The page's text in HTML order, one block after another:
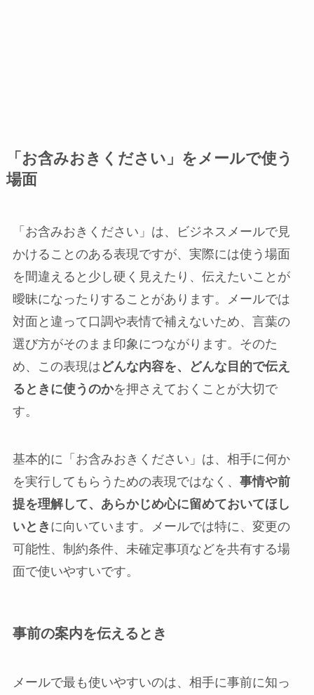
「お含みおきください」をメールで使う
場面
「お含みおきください」は、ビジネスメールで見
かけることのある表現ですが、実際には使う場面
を間違えると少し硬く見えたり、伝えたいことが
曖昧になったりすることがあります。メールでは
対面と違って口調や表情で補えないため、言葉の
選び方がそのまま印象につながります。そのた
め、この表現は どんな内容を、どんな目的で伝え
るときに使うのかを押さえておくことが大切で
す。
基本的に「お含みおきください」は、相手に何か
を実行してもらうための表現ではなく、 事情や前
提を理解して、あらかじめ心に留めておいてほし
いとき に向いています。メールでは特に、変更の
可能性、制約条件、未確定事項などを共有する場
面で使いやすいです。
事前の案内を伝えるとき
メールで最も使いやすいのは、相手に事前に知っ